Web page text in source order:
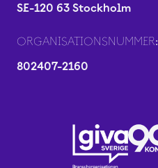
SE-120 63 Stockholm
ORGANISATIONSNUMMER:
802407-2160